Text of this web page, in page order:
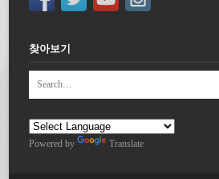
찾아보기
Powered by Translate